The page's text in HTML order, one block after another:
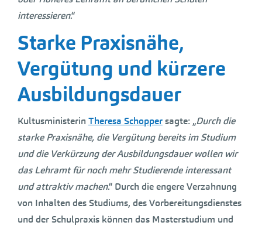
interessieren.“
Starke Praxisnähe,
Vergütung und kürzere
Ausbildungsdauer
Kultusministerin Theresa Schoppersagte: „Durch die
starke Praxisnähe, die Vergütung bereits im Studium
und die Verkürzung der Ausbildungsdauer wollen wir
das Lehramt für noch mehr Studierende interessant
und attraktiv machen.“ Durch die engere Verzahnung
von Inhalten des Studiums, des Vorbereitungsdienstes
und der Schulpraxis können das Masterstudium und